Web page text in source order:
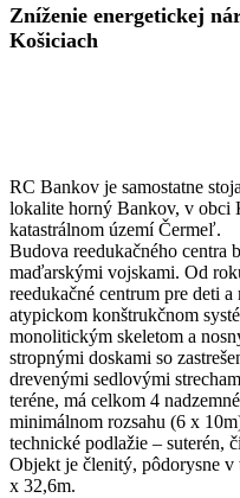
Zníženie energetickej
Košiciach
RC Bankov je samostatne
lokalite horný Bankov, v obci
katastrálnom území Čermeľ.
Budova reedukačného centra
maďarskými vojskami. Od
reedukačné centrum pre deti
atypickom konštrukčnom
monolitickým skeletom a
stropnými doskami so
drevenými sedlovými
teréne, má celkom 4
minimálnom rozsahu (6 x
technické podlažie – suterén,
Objekt je členitý, pôdorysne v
x 32,6m.